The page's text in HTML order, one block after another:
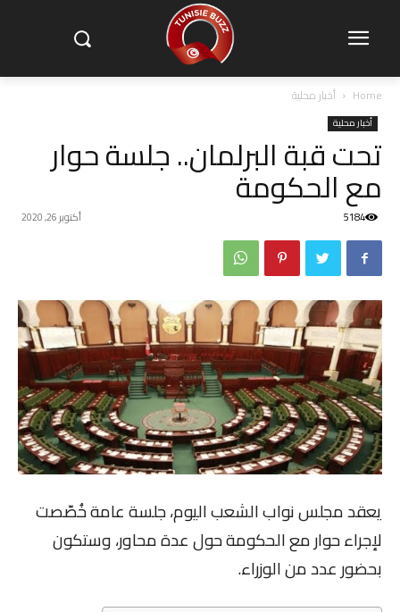
Home أخبار محلية
أخبار محلية
تحت قبة البرلمان.. جلسة حوار
مع الحكومة
أكتوبر 26, 2020 5184
يعقد مجلس نواب الشعب اليوم، جلسة عامة خُصّصت
لإجراء حوار مع الحكومة حول عدة محاور، وستكون
بحضور عدد من الوزراء.